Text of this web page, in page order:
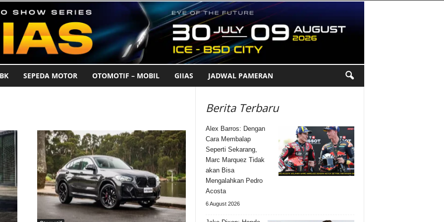
SEPEDA MOTOR OTOMOTIF – MOBIL GIIAS JADWAL PAMERAN
Berita Terbaru
Alex Barros: Dengan
Cara Membalap
Seperti Sekarang,
Marc Marquez Tidak
akan Bisa
Mengalahkan Pedro
Acosta
6 August 2026